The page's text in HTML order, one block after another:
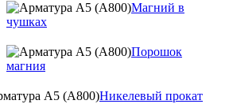
Магний в
чушках
Порошок
магния
Никелевый прокат